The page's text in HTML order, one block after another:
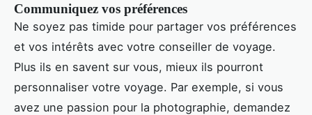
Communiquez vos préférences
Ne soyez pas timide pour partager vos préférences
et vos intérêts avec votre conseiller de voyage.
Plus ils en savent sur vous, mieux ils pourront
personnaliser votre voyage. Par exemple, si vous
avez une passion pour la photographie, demandez